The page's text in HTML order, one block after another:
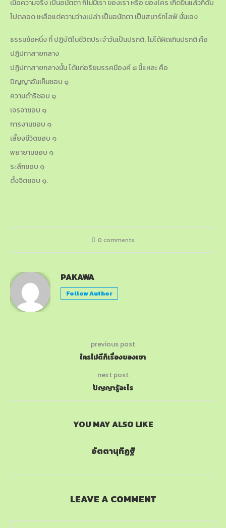
เมื่อความจริง เป็นอนัตตา ก็ไม่มีเรา ของเรา หรือ ของใคร เกิดขึ้นแล้วก็ดับ
ไปตลอด เหลือแต่ความว่างเปล่า เป็นอนัตตา เป็นสมาร์ทไลฟ์ นั่นเอง
ธรรมข้อหนึ่ง ที่ ปฏิบัติในชีวิตประจำวันเป็นปรกติ. ไม่ได้ผิดเกินปรกติ คือ
ปฏิปทาสายกลาง
ปฏิปทาสายกลางนั้น ได้แก่อริยมรรคมีองค์ ๘ นี้แหละ คือ
ปัญญาอันเห็นชอบ ๑
ความดำริชอบ ๑
เจรจาชอบ ๑
การงานชอบ ๑
เลี้ยงชีวิตชอบ ๑
พยายามชอบ ๑
ระลึกชอบ ๑
ตั้งจิตชอบ ๑.
0 comments
PAKAWA
Follow Author
previous post
ใครไม่ดีก็เรื่องของเขา
next post
ปัญญารู้อะไร
YOU MAY ALSO LIKE
อัตตานุทิฏฐิ
LEAVE A COMMENT